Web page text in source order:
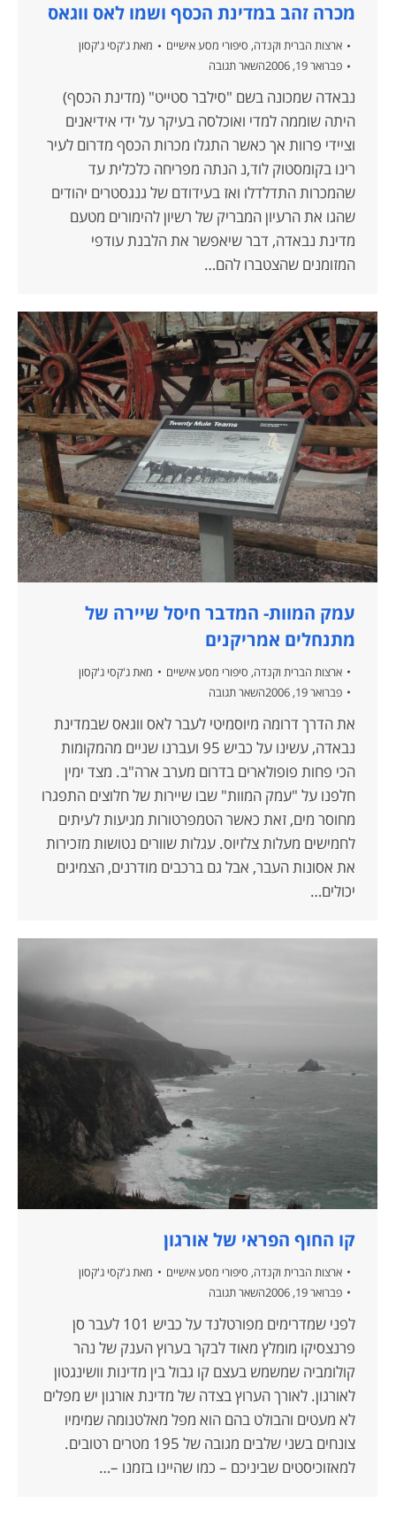
מכרה זהב במדינת הכסף ושמו לאס ווגאס
ארצות הברית וקנדה, סיפורי מסע אישיים מאתג'קסי ג'קסון
פברואר 19, 2006
השאר תגובה
נבאדה שמכונה בשם "סילבר סטייט" (מדינת הכסף)
היתה שוממה למדי ואוכלסה בעיקר על ידי אידיאנים
וציידי פרוות אך כאשר התגלו מכרות הכסף מדרום לעיר
רינו בקומסטוק לוד,נ הנתה מפריחה כלכלית עד
שהמכרות התדלדלו ואז בעידודם של גנגסטרים יהודים
שהגו את הרעיון המבריק של רשיון להימורים מטעם
מדינת נבאדה, דבר שיאפשר את הלבנת עודפי
המזומנים שהצטברו להם…
עמק המוות- המדבר חיסל שיירה של
מתנחלים אמריקנים
ארצות הברית וקנדה, סיפורי מסע אישיים מאת ג'קסי ג'קסון
פברואר 19, 2006
השאר תגובה
את הדרך דרומה מיוסמיטי לעבר לאס ווגאס שבמדינת
נבאדה, עשינו על כביש 95 ועברנו שניים מהמקומות
הכי פחות פופולארים בדרום מערב ארה"ב. מצד ימין
חלפנו על "עמק המוות" שבו שיירות של חלוצים התפגרו
מחוסר מים, זאת כאשר הטמפרטורות מגיעות לעיתים
לחמישים מעלות צלזיוס. עגלות שוורים נטושות מזכירות
את אסונות העבר, אבל גם ברכבים מודרנים, הצמיגים
יכולים…
קו החוף הפראי של אורגון
ארצות הברית וקנדה, סיפורי מסע אישיים מאת ג'קסי ג'קסון
פברואר 19, 2006
השאר תגובה
לפני שמדרימים מפורטלנד על כביש 101 לעבר סן
פרנצסיקו מומלץ מאוד לבקר בערוץ הענק של נהר
קולומביה שמשמש בעצם קו גבול בין מדינות וושינגטון
לאורגון. לאורך הערוץ בצדה של מדינת אורגון יש מפלים
לא מעטים והבולט בהם הוא מפל מאלטנומה שמימיו
צונחים בשני שלבים מגובה של 195 מטרים רטובים.
למאזוכיסטים שביניכם – כמו שהיינו בזמנו –…